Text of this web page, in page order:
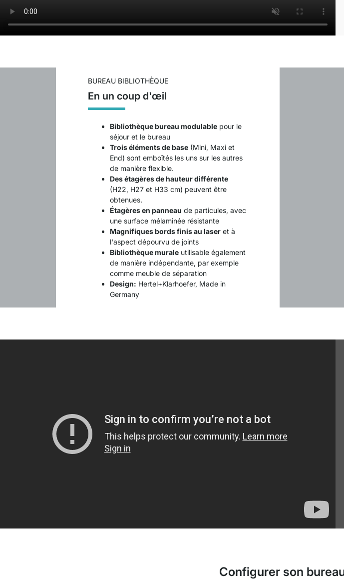
BUREAU BIBLIOTHÈQUE
En un coup d'œil
Bibliothèque bureau modulablepour le
séjour et le bureau
Trois éléments de base(Mini, Maxi et
End) sont emboîtés les uns sur les autres
de manière flexible.
Des étagères de hauteur différente
(H22, H27 et H33 cm) peuvent être
obtenues.
Étagères en panneau de particules, avec
une surface mélaminée résistante
Magnifiques bords finis au laseret à
l'aspect dépourvu de joints
Bibliothèque muraleutilisable également
de manière indépendante, par exemple
comme meuble de séparation
Design: Hertel+Klarhoefer, Made in
Germany
Configurer son